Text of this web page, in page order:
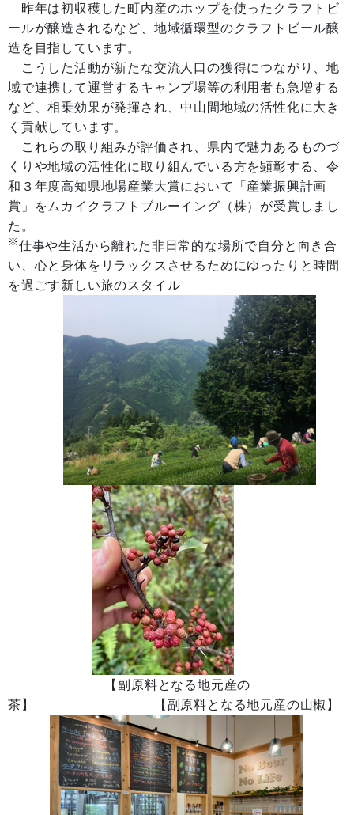
昨年は初収穫した町内産のホップを使ったクラフトビ
ールが醸造されるなど、地域循環型のクラフトビール醸
造を目指しています。
こうした活動が新たな交流人口の獲得につながり、地
域で連携して運営するキャンプ場等の利用者も急増する
など、相乗効果が発揮され、中山間地域の活性化に大き
く貢献しています。
これらの取り組みが評価され、県内で魅力あるものづ
くりや地域の活性化に取り組んでいる方を顕彰する、令
和３年度高知県地場産業大賞において「産業振興計画
賞」をムカイクラフトブルーイング（株）が受賞しまし
た。
※ 仕事や生活から離れた非日常的な場所で自分と向き合
い、心と身体をリラックスさせるためにゆったりと時間
を過ごす新しい旅のスタイル
【副原料となる地元産の
茶】 【副原料となる地元産の山椒】